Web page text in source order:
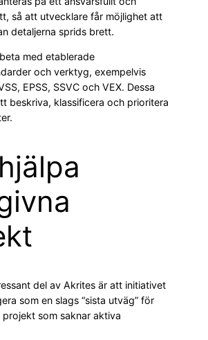
så att utvecklare får möjlighet att
detaljerna sprids brett.
med etablerade
och verktyg, exempelvis
EPSS, SSVC och VEX. Dessa
beskriva, klassificera och prioritera
del av Akrites är att initiativet
som en slags “sista utväg” för
som saknar aktiva